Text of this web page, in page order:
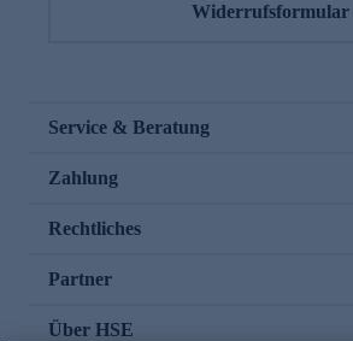
Widerrufsformular
Service & Beratung
Zahlung
Rechtliches
Partner
Über HSE